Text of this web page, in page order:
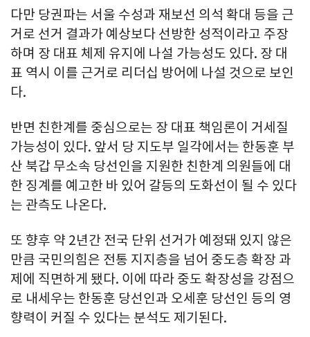
다만 당권파는 서울 수성과 재보선 의석 확대 등을 근
거로 선거 결과가 예상보다 선방한 성적이라고 주장
하며 장 대표 체제 유지에 나설 가능성도 있다. 장 대
표 역시 이를 근거로 리더십 방어에 나설 것으로 보인
다.
반면 친한계를 중심으로는 장 대표 책임론이 거세질
가능성이 있다. 앞서 당 지도부 일각에서는 한동훈 부
산 북갑 무소속 당선인을 지원한 친한계 의원들에 대
한 징계를 예고한 바 있어 갈등의 도화선이 될 수 있다
는 관측도 나온다.
또 향후 약 2년간 전국 단위 선거가 예정돼 있지 않은
만큼 국민의힘은 전통 지지층을 넘어 중도층 확장 과
제에 직면하게 됐다. 이에 따라 중도 확장성을 강점으
로 내세우는 한동훈 당선인과 오세훈 당선인 등의 영
향력이 커질 수 있다는 분석도 제기된다.